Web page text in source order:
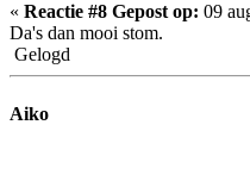
« Reactie #8 Gepost op: 09
Da's dan mooi stom.
Gelogd
Aiko